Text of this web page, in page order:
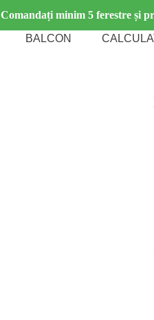
Comandați minim 5 ferestre și
BALCON